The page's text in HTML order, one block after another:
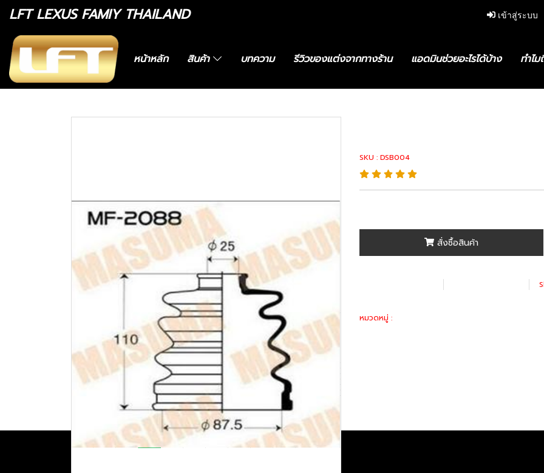
LFT LEXUS FAMIY THAILAND เข้าสู่ระบบ
หน้าหลัก สินค้า บทความ รีวิวของแต่งจากทางร้าน แอดมินช่วยอะไรได้บ้าง ทำไ
SKU : DSB004
สั่งซื้อสินค้า
หมวดหมู่ :